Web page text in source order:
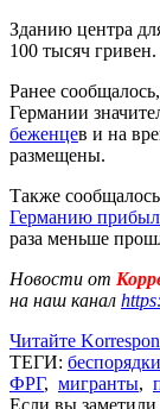
Зданию центра
100 тысяч гривен.
Ранее
Германии
беженцев и на
размещены.
Также
Германию
раза меньше
Новости от
на наш канал
Читайте
ТЕГИ: беспорядки
ФРГ, мигранты,
Если вы